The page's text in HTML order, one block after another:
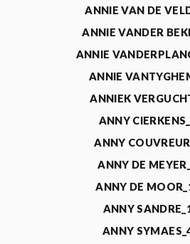
ANNIE VAN DE
ANNIE VANDER
ANNIE
ANNIE
ANNIEK
ANNY
ANNY
ANNY DE
ANNY DE
ANNY
ANNY